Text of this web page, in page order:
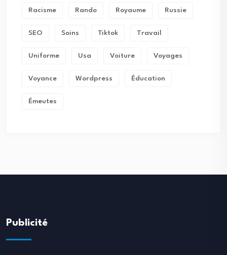
Racisme Rando Royaume Russie
SEO Soins Tiktok Travail
Uniforme Usa Voiture Voyages
Voyance Wordpress Éducation
Émeutes
Publicité